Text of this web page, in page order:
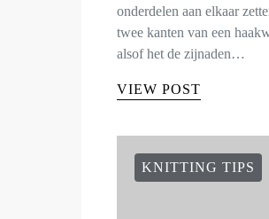
onderdelen aan elkaar
twee kanten van een
alsof het de zijnaden…
VIEW POST
KNITTING TIPS